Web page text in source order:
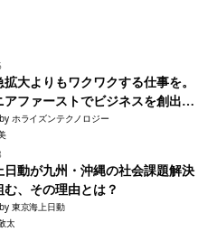
拡大よりもワクワクする仕事を。
アファーストでビジネスを創出せ
ホライズンテクノロジー
日動が九州・沖縄の社会課題解決
む、その理由とは？
東京海上日動
太